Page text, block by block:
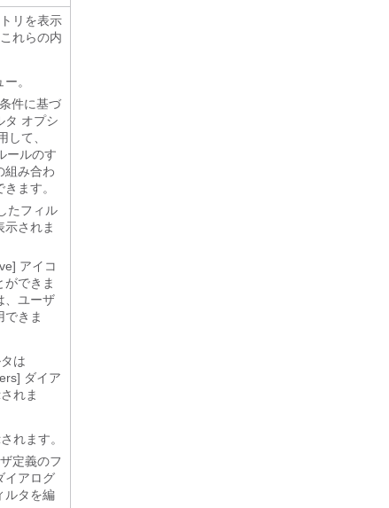
リを表示
れらの内
。
件に基づ
タ オプシ
して、
ールのす
組み合わ
ます。
たフィル
示されま
アイコ
ができま
、ユーザ
できま
は
ダイア
れま
れます。
定義のフ
イアログ
ルタを編